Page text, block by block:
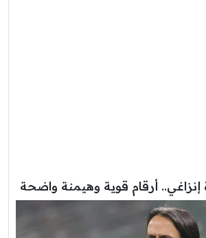
إنزاغي.. أرقام قوية وهيمنة واضحة